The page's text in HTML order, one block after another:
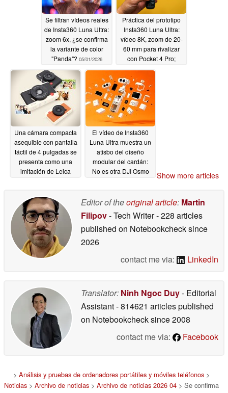
Se filtran vídeos reales
de Insta360 Luna Ultra:
zoom 6x, ¿se confirma
la variante de color
"Panda"? 05/01/2026
Práctica del prototipo
Insta360 Luna Ultra:
vídeo 8K, zoom de 20-
60 mm para rivalizar
con Pocket 4 Pro;
04/30/2026
Una cámara compacta
asequible con pantalla
táctil de 4 pulgadas se
presenta como una
imitación de Leica
El vídeo de Insta360
Luna Ultra muestra un
atisbo del diseño
modular del cardán:
No es otra DJI Osmo
Show more articles
Editor of theoriginal article: Martin
Filipov- Tech Writer- 228 articles
published on Notebookchecksince
2026
contact me via:
LinkedIn
Translator: Ninh Ngoc Duy- Editorial
Assistant- 814621 articles published
on Notebookchecksince 2008
contact me via:
Facebook
> Análisis y pruebas de ordenadores portátiles y móviles teléfonos >
Noticias > Archivo de noticias > Archivo de noticias 2026 04 > Se confirma